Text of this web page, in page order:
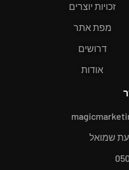
זכויות יוצרים
מפת אתר
דרושים
אודות